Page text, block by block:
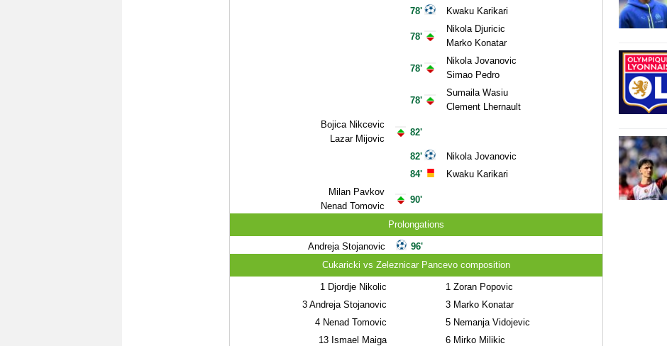
Bojica Nikcevic
Lazar Mijovic
Milan Pavkov
Nenad Tomovic
78'
78'
78'
78'
82'
82'
84'
90'
Kwaku Karikari
Nikola Djuricic
Marko Konatar
Nikola Jovanovic
Simao Pedro
Sumaila Wasiu
Clement Lhernault
Nikola Jovanovic
Kwaku Karikari
Prolongations
Andreja Stojanovic
96'
Cukaricki vs Zeleznicar Pancevo composition
1Djordje Nikolic
3Andreja Stojanovic
4Nenad Tomovic
13Ismael Maiga
1Zoran Popovic
3Marko Konatar
5Nemanja Vidojevic
6Mirko Milikic